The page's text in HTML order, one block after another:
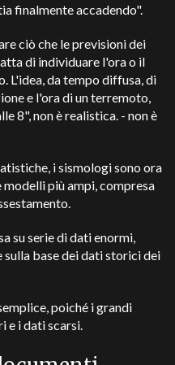
finalmente accadendo".
ciò che le previsioni dei
di individuare l'ora o il
L'idea, da tempo diffusa, di
e l'ora di un terremoto,
8", non è realistica. - non è
i sismologi sono ora
più ampi, compresa
su serie di dati enormi,
sulla base dei dati storici dei
poiché i grandi
e i dati scarsi.